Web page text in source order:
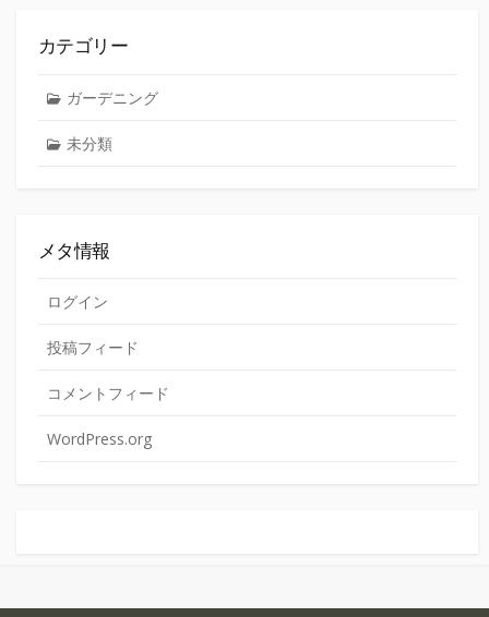
カテゴリー
ガーデニング
未分類
メタ情報
ログイン
投稿フィード
コメントフィード
WordPress.org